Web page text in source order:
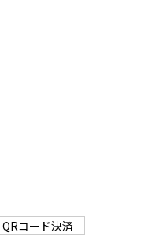
QRコード決済